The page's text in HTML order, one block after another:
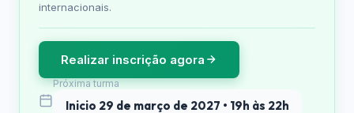
internacionais.
Realizar inscrição agora
Próxima turma
Inicio 29 de março de 2027 • 19h às 22h